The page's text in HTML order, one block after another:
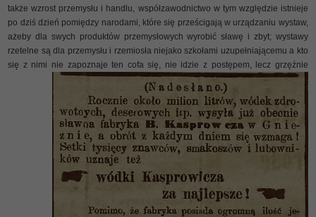
także wzrost przemysłu i handlu, współzawodnictwo w tym względzie istnieje
po dziś dzień pomiędzy narodami, które się prześcigają w urządzaniu wystaw,
ażeby dla swych produktów przemysłowych wyrobić sławę i zbyt; wystawy
rzetelne są dla przemysłu i rzemiosła niejako szkołami uzupełniającemu a kto
się z nimi nie zapoznaje ten cofa się, nie idzie z postępem, lecz grzęźnie